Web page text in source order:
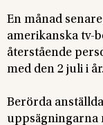
En månad
amerikanska tv-
återstående
med den 2 juli i år.
Berörda
uppsägningarna